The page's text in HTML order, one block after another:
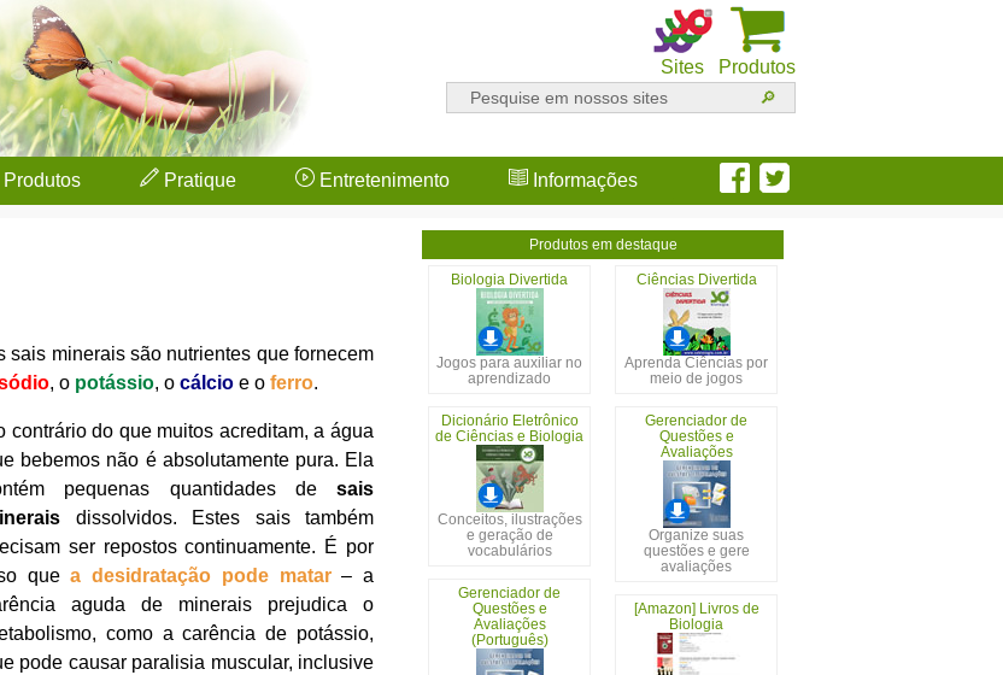
Produtos
Sites
Produtos Pratique Entretenimento Informações
sais minerais são nutrientes que fornecem
, o potássio, o cálcio e o ferro.
contrário do que muitos acreditam, a água
bebemos não é absolutamente pura. Ela
pequenas quantidades de sais
dissolvidos. Estes sais também
ser repostos continuamente. É por
quea desidratação pode matar– a
aguda de minerais prejudica o
como a carência de potássio,
pode causar paralisia muscular, inclusive
Produtos em destaque
Biologia Divertida
Jogos para auxiliar no
aprendizado
Ciências Divertida
Aprenda Ciências por
meio de jogos
Dicionário Eletrônico
de Ciências e Biologia
Conceitos, ilustrações
e geração de
vocabulários
Gerenciador de
Questões e
Avaliações
Organize suas
questões e gere
avaliações
Gerenciador de
Questões e
Avaliações
(Português)
[Amazon] Livros de
Biologia